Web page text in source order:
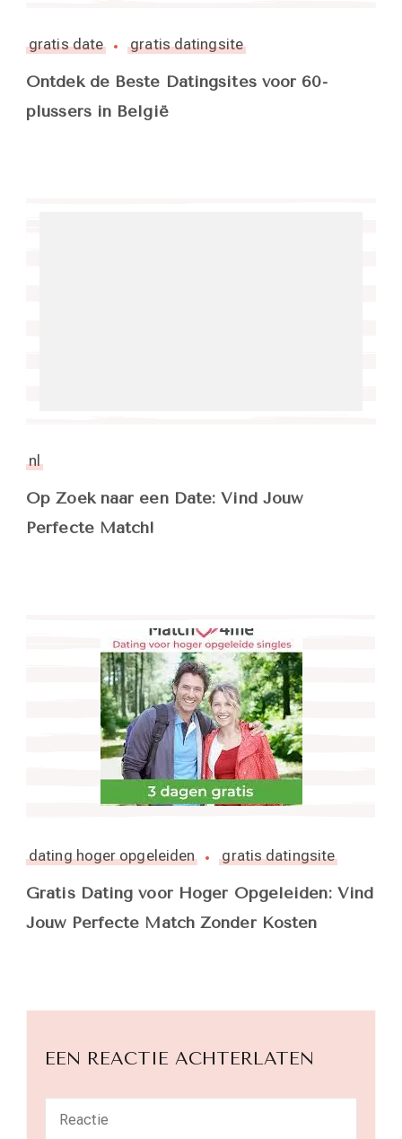
gratis date gratis datingsite
Ontdek de Beste Datingsites voor 60-
plussers in België
nl
Op Zoek naar een Date: Vind Jouw
Perfecte Match!
dating hoger opgeleiden gratis datingsite
Gratis Dating voor Hoger Opgeleiden: Vind
Jouw Perfecte Match Zonder Kosten
EEN REACTIE ACHTERLATEN